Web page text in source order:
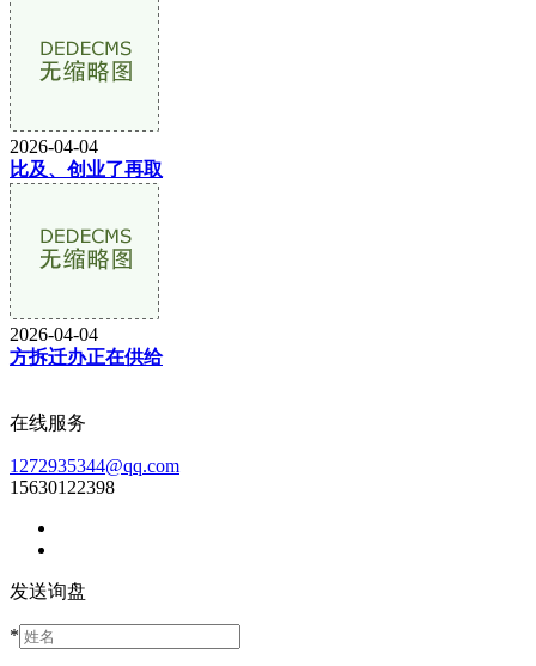
2026-04-04
比及、创业了再取
2026-04-04
方拆迁办正在供给
在线服务
1272935344@qq.com
15630122398
发送询盘
*